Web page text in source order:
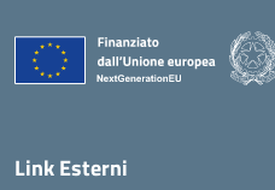
Link Esterni